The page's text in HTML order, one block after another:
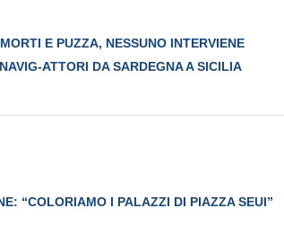
E PUZZA, NESSUNO INTERVIENE
ATTORI DA SARDEGNA A SICILIA
“COLORIAMO I PALAZZI DI PIAZZA SEUI”